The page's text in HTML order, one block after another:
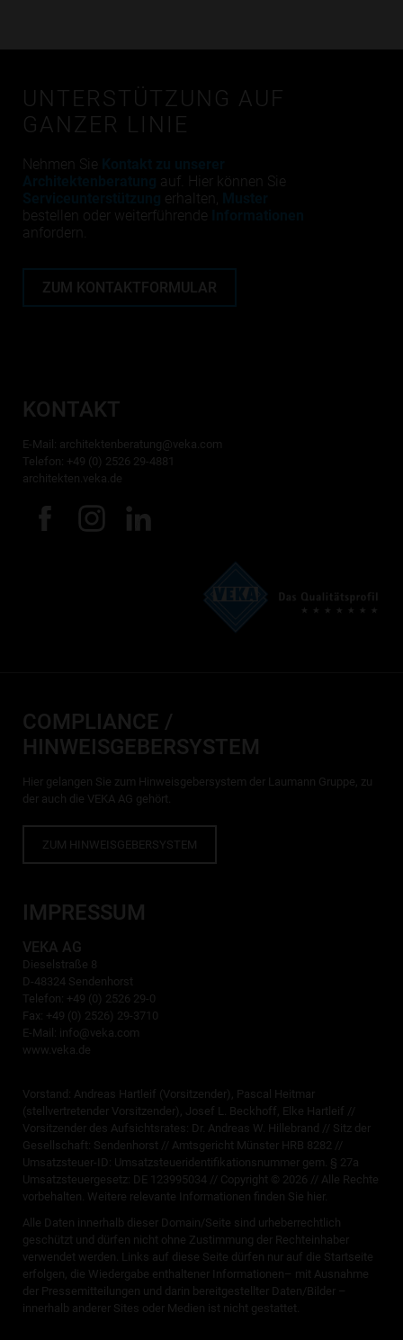
UNTERSTÜTZUNG AUF
GANZER LINIE
Nehmen Sie
auf. Hier können Sie
erhalten,
bestellen oder weiterführende
anfordern.
ZUM KONTAKTFORMULAR
KONTAKT
E-Mail: architektenberatung@veka.com
Telefon: +49 (0) 2526 29-4881
architekten.veka.de
COMPLIANCE /
HINWEISGEBERSYSTEM
Hier gelangen Sie zum Hinweisgebersystem der Laumann Gruppe, zu
der auch die VEKA AG gehört.
ZUM HINWEISGEBERSYSTEM
IMPRESSUM
VEKA AG
Dieselstraße 8
D-48324 Sendenhorst
Telefon: +49 (0) 2526 29-0
Fax: +49 (0) 2526) 29-3710
E-Mail: info@veka.com
www.veka.de
Vorstand: Andreas Hartleif (Vorsitzender), Pascal Heitmar
(stellvertretender Vorsitzender), Josef L. Beckhoff, Elke Hartleif //
Vorsitzender des Aufsichtsrates: Dr. Andreas W. Hillebrand // Sitz der
Gesellschaft: Sendenhorst // Amtsgericht Münster HRB 8282 //
Umsatzsteuer-ID: Umsatzsteueridentifikationsnummer gem. § 27a
Umsatzsteuergesetz: DE 123995034 // Copyright © 2026 // Alle Rechte
vorbehalten. Weitere relevante Informationen finden Sie hier.
Alle Daten innerhalb dieser Domain/Seite sind urheberrechtlich
geschützt und dürfen nicht ohne Zustimmung der Rechteinhaber
verwendet werden. Links auf diese Seite dürfen nur auf die Startseite
erfolgen, die Wiedergabe enthaltener Informationen– mit Ausnahme
der Pressemitteilungen und darin bereitgestellter Daten/Bilder –
innerhalb anderer Sites oder Medien ist nicht gestattet.